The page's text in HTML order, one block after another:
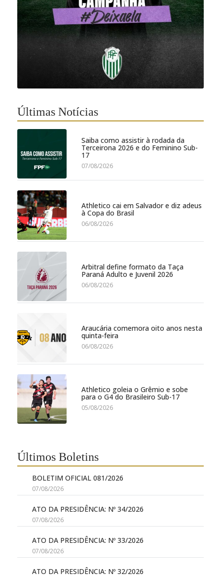
Últimas Notícias
Saiba como assistir à rodada da
Terceirona 2026 e do Feminino Sub-
17
07/08/2026
Athletico cai em Salvador e diz adeus
à Copa do Brasil
06/08/2026
Arbitral define formato da Taça
Paraná Adulto e Juvenil 2026
06/08/2026
Araucária comemora oito anos nesta
quinta-feira
06/08/2026
Athletico goleia o Grêmio e sobe
para o G4 do Brasileiro Sub-17
05/08/2026
Últimos Boletins
BOLETIM OFICIAL 081/2026
07/08/2026
ATO DA PRESIDÊNCIA: Nº 34/2026
07/08/2026
ATO DA PRESIDÊNCIA: Nº 33/2026
07/08/2026
ATO DA PRESIDÊNCIA: Nº 32/2026